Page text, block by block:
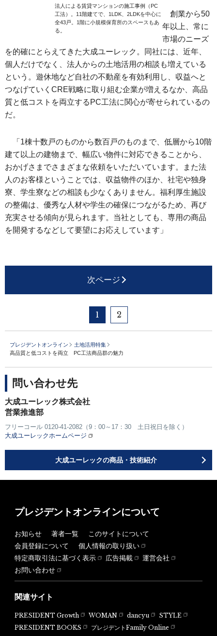
法人による賃貸マンションの施工事例（PC
工法）。11階建てで、1LDK、2LDKを中心に
全43戸。1階に小規模保育所のスペースもあ
る。
創業から50
年以上、常に
市場のニーズ
を的確にとらえてきた大成ユーレック。同社には、近年、
個人だけでなく、法人からの土地活用の相談も増えている
という。遊休地など自社の不動産を有効利用し、収益へと
つなげていくCRE戦略に取り組む企業が増えるなか、高品
質と低コストを両立するPC工法に関心が寄せられているの
だ。
「1棟十数戸のものから数百戸のものまで、低層から10階
建て以上の建物まで、幅広い物件に対応できることから、
おかげさまでさまざまな依頼をいただいています。また法
人のお客様ということでは、収益物件のほか、社宅や独身
寮、学生寮などの相談も少なくありません。福利厚生施設
の整備は、優秀な人材や学生の確保につながるため、再び
充実させる傾向が見られます。当社としても、専用の商品
を開発するなどして要望にお応えしています」
次ページ
1 2
プレジデントオンライン
土地活用特集
高品質と低コストを両立 PC工法商品群の魅力
問い合わせ先
大成ユーレック株式会社
営業推進部
フリーコール 0120-41-2082（9：00～17：30 土日祝日を除く）
大成ユーレックホームページ
大成ユーレックの商品・技術紹介
プレジデントオンラインについて
お知らせ 著者一覧
このサイトについて
会員登録について
個人情報の取り扱い
特定商取引法に基づく表示
広告掲載
運営会社
お問い合わせ
関連サイト
PRESIDENT Growth WOMAN dancyu
STYLE
PRESIDENT BOOKS
プレジデントFamily Online